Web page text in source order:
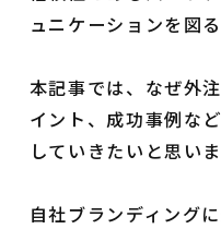
ュニケーションを図
本記事では、なぜ外
イント、成功事例な
していきたいと思いま
自社ブランディング